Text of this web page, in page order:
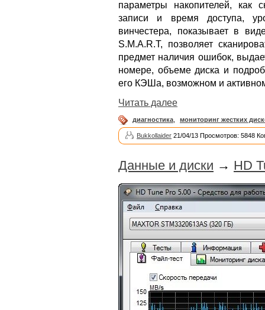
параметры накопителей, как
записи и время доступа,
винчестера, показывает в
S.M.A.R.T, позволяет
предмет наличия ошибок,
номере, объеме диска и
его КЭШа, возможном и
Читать далее
диагностика мониторинг жестких
Bukkollaider 21/04/13 Просмотров: 5848
Данные и диски → HD